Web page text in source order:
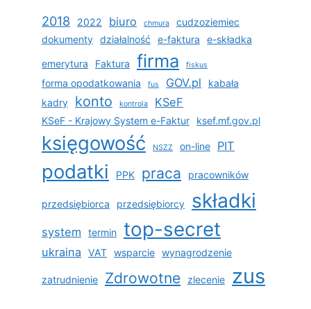
2018 2022 biuro chmura
cudzoziemiec
dokumenty działalność e-faktura e-składka
emerytura Faktura firma fiskus
forma opodatkowania fus GOV.pl
kabała
kadry
konto kontrola KSeF
KSeF - Krajowy System e-Faktur ksef.mf.gov.pl
księgowość NSZZ on-line PIT
podatki PPK praca pracowników
przedsiębiorca przedsiębiorcy składki
system termin top-secret
ukraina VAT wsparcie wynagrodzenie
zatrudnienie Zdrowotne zlecenie zus